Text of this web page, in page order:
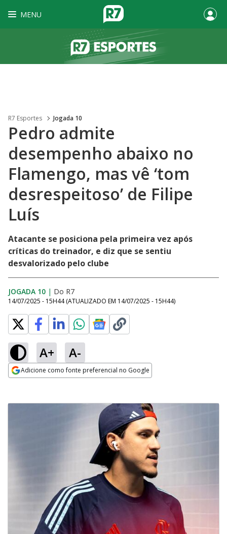
MENU
R7 Esportes Jogada 10
Pedro admite
desempenho abaixo no
Flamengo, mas vê ‘tom
desrespeitoso’ de Filipe
Luís
Atacante se posiciona pela primeira vez após
críticas do treinador, e diz que se sentiu
desvalorizado pelo clube
JOGADA 10 | Do R7
14/07/2025 - 15H44 (ATUALIZADO EM 14/07/2025 - 15H44)
A+ A-
Adicione como fonte preferencial no Google